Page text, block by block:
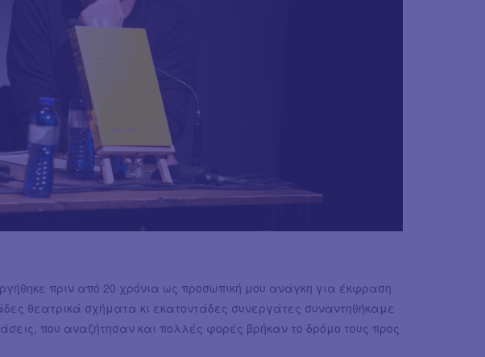
πριν από 20 χρόνια ως προσωπική μου ανάγκη για έκφραση
θεατρικά σχήματα κι εκατοντάδες συνεργάτες συναντηθήκαμε
που αναζήτησαν και πολλές φορές βρήκαν το δρόμο τους προς